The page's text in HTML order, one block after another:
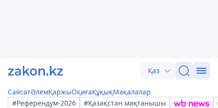
Қаз
СаясатӘлемҚаржыОқиғаҚұқықМақалалар
#Референдум-2026
#Қазақстан мақтанышы